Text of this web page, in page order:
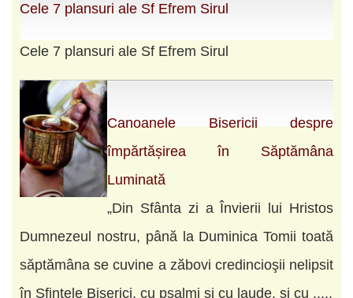
Cele 7 plansuri ale Sf Efrem Sirul
Cele 7 plansuri ale Sf Efrem Sirul
Canoanele Bisericii despre
împărtășirea în Săptămâna
Luminată
„Din Sfânta zi a Învierii lui Hristos
Dumnezeul nostru, pâ­nă la Duminica Tomii toată
săp­tă­mâna se cuvine a zăbovi cre­din­cioşii nelipsit
în Sfintele Biserici, cu psalmi şi cu laude, şi cu .....